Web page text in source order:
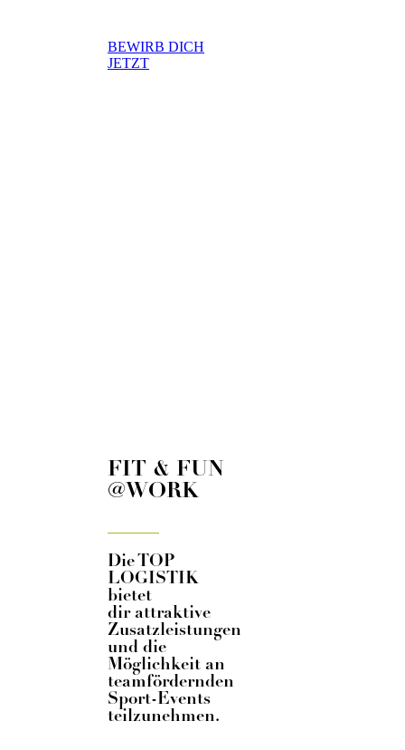
BEWIRB DICH
JETZT
FIT & FUN
@WORK
Die TOP
LOGISTIK
bietet
dir attraktive
Zusatzleistungen
und die
Möglichkeit an
teamfördernden
Sport-Events
teilzunehmen.